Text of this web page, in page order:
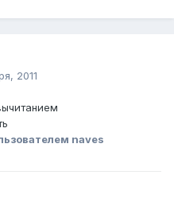
2011
naves